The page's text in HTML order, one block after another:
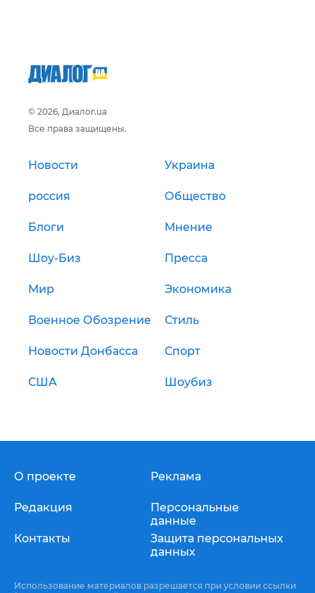
© 2026, Диалог.ua
Все права защищены.
Новости Украина
россия Общество
Блоги Мнение
Шоу-Биз Пресса
Мир Экономика
Военное Обозрение Стиль
Новости Донбасса Спорт
США Шоубиз
О проекте
Редакция
Контакты
Реклама
Персональные
данные
Защита персональных
данных
Использование материалов разрешается при условии ссылки